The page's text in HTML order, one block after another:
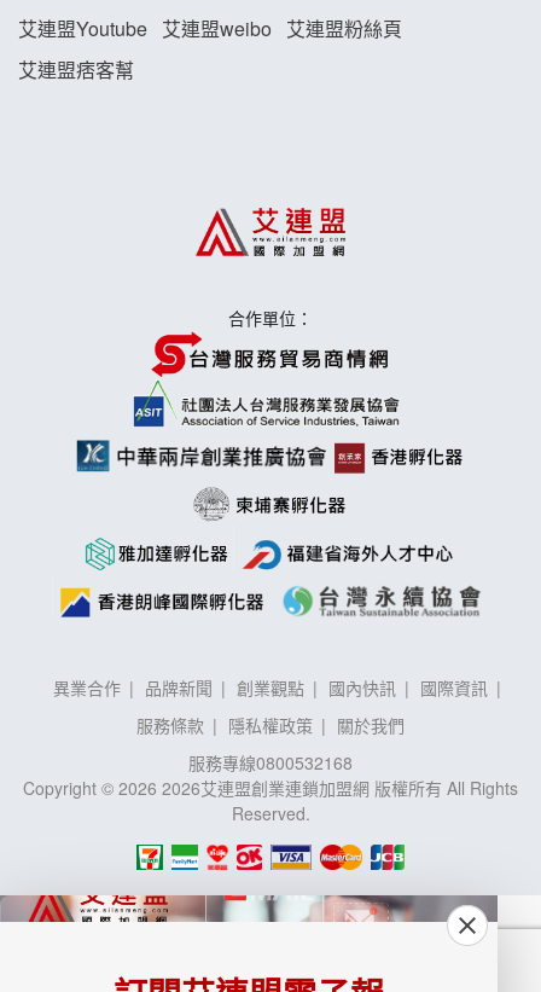
藍象廷泰式火鍋加盟說明會
日十。早午食加盟說明會
莫尼早餐Morni加盟說明會
艾連盟Youtube 艾連盟weibo
艾連盟粉絲頁
艾連盟痞客幫
合作單位：
異業合作 品牌新聞 創業觀點 國內快訊
國際資訊
服務條款
隱私權政策
關於我們
服務專線0800532168
Copyright © 2026 2026艾連盟創業連鎖加盟網 版權所有 All Rights
Reserved.